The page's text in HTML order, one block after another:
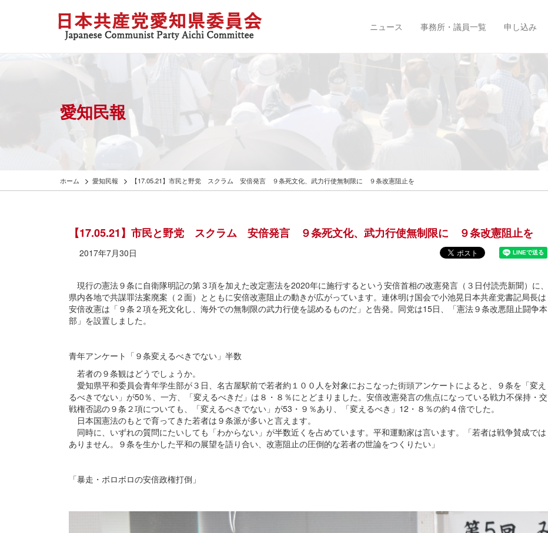
ニュース 事務所・議員一覧 申し込み
愛知民報
ホーム 愛知民報 【17.05.21】市民と野党 スクラム 安倍発言 ９条死文化、武力行使無制限に ９条改憲阻止を
【17.05.21】市民と野党 スクラム 安倍発言 ９条死文化、武力行使無制限に ９条改憲阻止を
2017年7月30日
現行の憲法９条に自衛隊明記の第３項を加えた改定憲法を2020年に施行するという安倍首相の改憲発言（３日付読売新聞）に、
県内各地で共謀罪法案廃案（２面）とともに安倍改憲阻止の動きが広がっています。連休明け国会で小池晃日本共産党書記局長は
安倍改憲は「９条２項を死文化し、海外での無制限の武力行使を認めるものだ」と告発。同党は15日、「憲法９条改悪阻止闘争本
部」を設置しました。
青年アンケート「９条変えるべきでない」半数
若者の９条観はどうでしょうか。
愛知県平和委員会青年学生部が３日、名古屋駅前で若者約１００人を対象におこなった街頭アンケートによると、９条を「変え
るべきでない」が50％、一方、「変えるべきだ」は８・８％にとどまりました。安倍改憲発言の焦点になっている戦力不保持・交
戦権否認の９条２項についても、「変えるべきでない」が53・９％あり、「変えるべき」12・８％の約４倍でした。
日本国憲法のもとで育ってきた若者は９条派が多いと言えます。
同時に、いずれの質問にたいしても「わからない」が半数近くを占めています。平和運動家は言います。「若者は戦争賛成では
ありません。９条を生かした平和の展望を語り合い、改憲阻止の圧倒的な若者の世論をつくりたい」
「暴走・ボロボロの安倍政権打倒」